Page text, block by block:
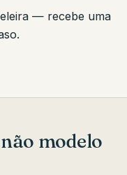
— recebe uma
modelo